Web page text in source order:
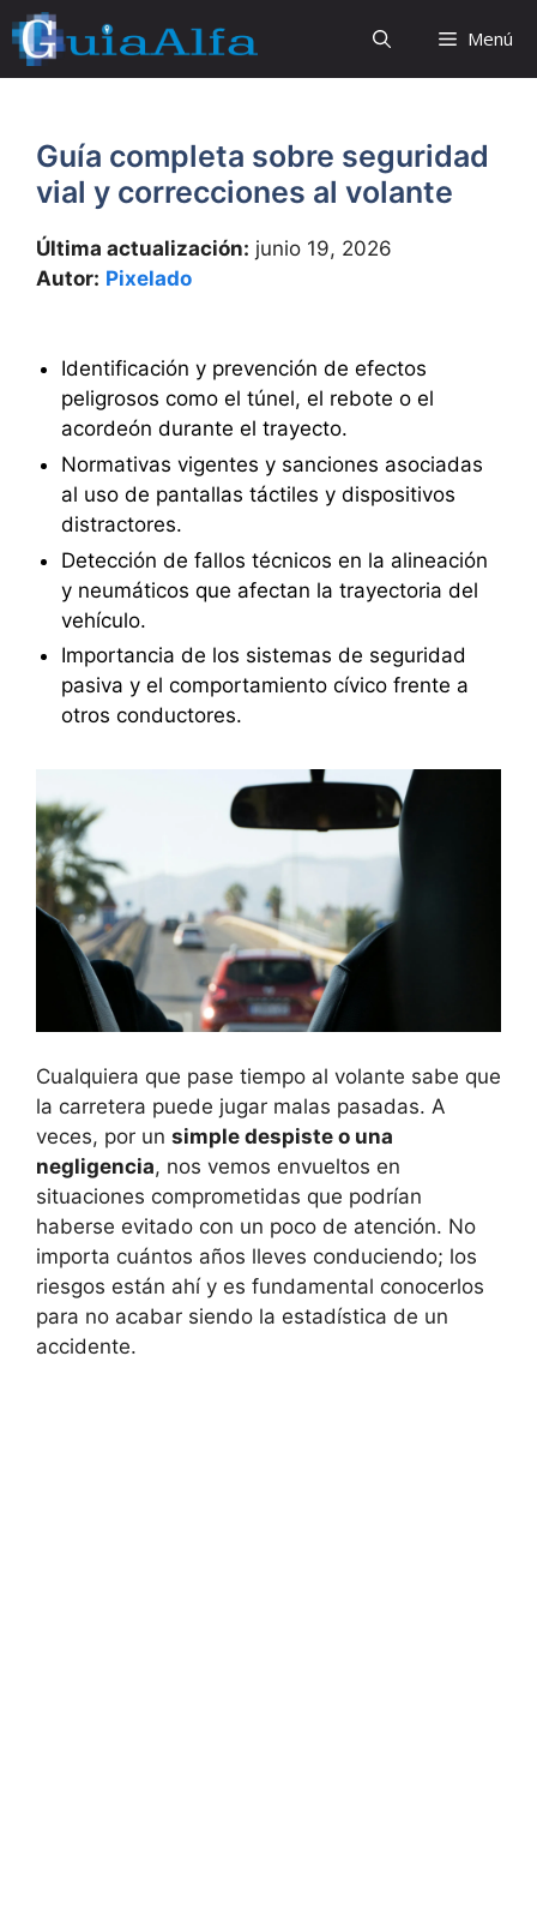
Saltar
al
contenido
Menú
Guía completa sobre seguridad
vial y correcciones al volante
Última actualización: junio 19, 2026
Autor: Pixelado
Identificación y prevención de efectos
peligrosos como el túnel, el rebote o el
acordeón durante el trayecto.
Normativas vigentes y sanciones asociadas
al uso de pantallas táctiles y dispositivos
distractores.
Detección de fallos técnicos en la alineación
y neumáticos que afectan la trayectoria del
vehículo.
Importancia de los sistemas de seguridad
pasiva y el comportamiento cívico frente a
otros conductores.
Cualquiera que pase tiempo al volante sabe que
la carretera puede jugar malas pasadas. A
veces, por un simple despiste o una
negligencia, nos vemos envueltos en
situaciones comprometidas que podrían
haberse evitado con un poco de atención. No
importa cuántos años lleves conduciendo; los
riesgos están ahí y es fundamental conocerlos
para no acabar siendo la estadística de un
accidente.